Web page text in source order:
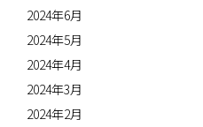
2024年6月
2024年5月
2024年4月
2024年3月
2024年2月